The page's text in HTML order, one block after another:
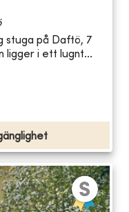
stuga på Daftö, 7
ligger i ett lugnt...